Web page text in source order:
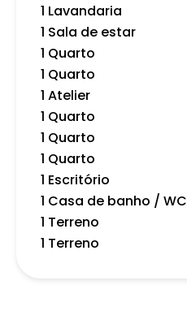
1 Lavandaria
1 Sala de estar
1 Quarto
1 Quarto
1 Atelier
1 Quarto
1 Quarto
1 Quarto
1 Escritório
1 Casa de banho / WC
1 Terreno
1 Terreno